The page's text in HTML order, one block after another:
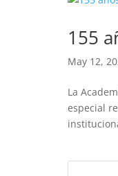
155
May 12,
La
especial